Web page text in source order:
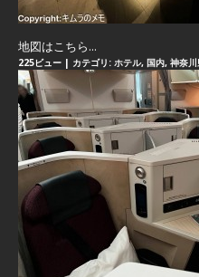
地図はこちら...
225ビュー | カテゴリ: ホテル, 国内, 神奈